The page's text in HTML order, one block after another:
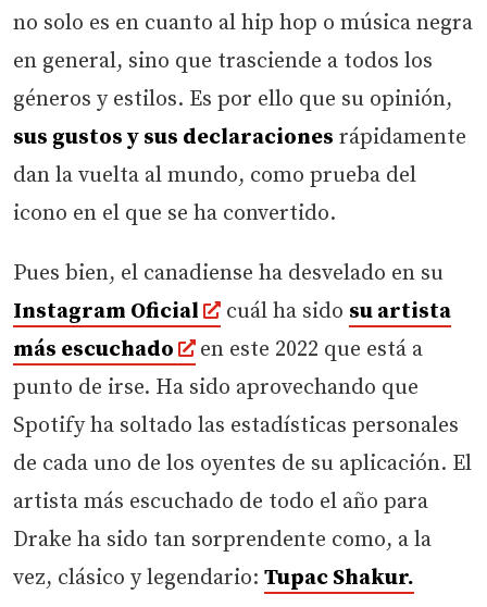
no solo es en cuanto al hip hop o música negra
en general, sino que trasciende a todos los
géneros y estilos. Es por ello que su opinión,
sus gustos y sus declaraciones rápidamente
dan la vuelta al mundo, como prueba del
icono en el que se ha convertido.
Pues bien, el canadiense ha desvelado en su
Instagram Oficial
cuál ha sido su artista
más escuchado
en este 2022 que está a
punto de irse. Ha sido aprovechando que
Spotify ha soltado las estadísticas personales
de cada uno de los oyentes de su aplicación. El
artista más escuchado de todo el año para
Drake ha sido tan sorprendente como, a la
vez, clásico y legendario: Tupac Shakur.